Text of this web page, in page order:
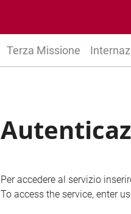
Terza Missione
Per accedere al servizio
To access the service, enter